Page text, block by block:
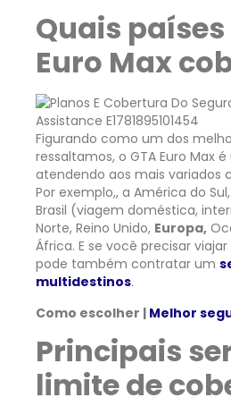
Quais
Euro Max
Figurando como um dos
ressaltamos, o GTA Euro Max
atendendo aos mais variados
Por exemplo,, a América do
Brasil (viagem doméstica,
Norte, Reino Unido, Europa,
África. E se você precisar
pode também contratar um
multidestinos.
Como escolher | Melhor
Principais
limite de